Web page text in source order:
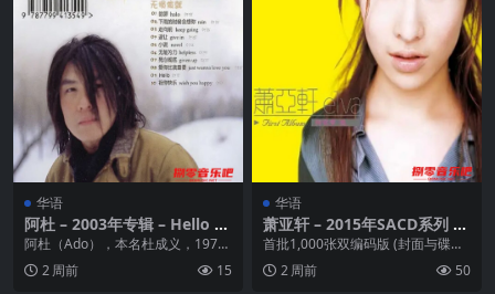
华语
阿杜 – 2003年专辑 – Hello –
Flac
阿杜（Ado），本名杜成义，1973
年3月11日出生于新加坡，新加坡
华人男歌手。...
2 周前 15
华语
萧亚轩 – 2015年SACD系列 –
萧亚轩同名专辑 Dsf
首批1,000张双编码版 (封面与碟芯
同编码)德国压碟SACD (Hybrid)...
2 周前 50